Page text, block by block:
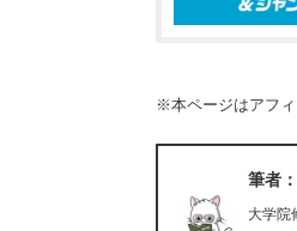
※本ページはアフ
筆者
大学院